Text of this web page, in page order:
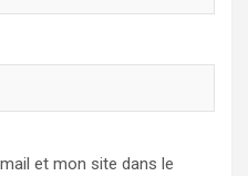
et mon site dans le